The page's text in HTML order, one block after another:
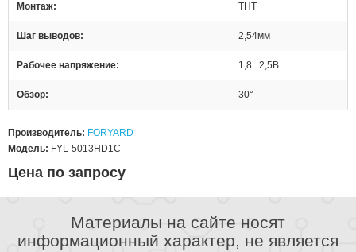
Монтаж THT
Шаг выводов 2,54мм
Рабочее напряжение 1,8...2,5В
Обзор 30°
Производитель: FORYARD
Модель: FYL-5013HD1C
Цена по запросу
Материалы на сайте носят
информационный характер, не является